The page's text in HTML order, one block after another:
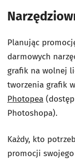
Planując
darmowych
grafik na wolnej
tworzenia grafik
Photopea
Photoshopa).
Każdy, kto
promocji